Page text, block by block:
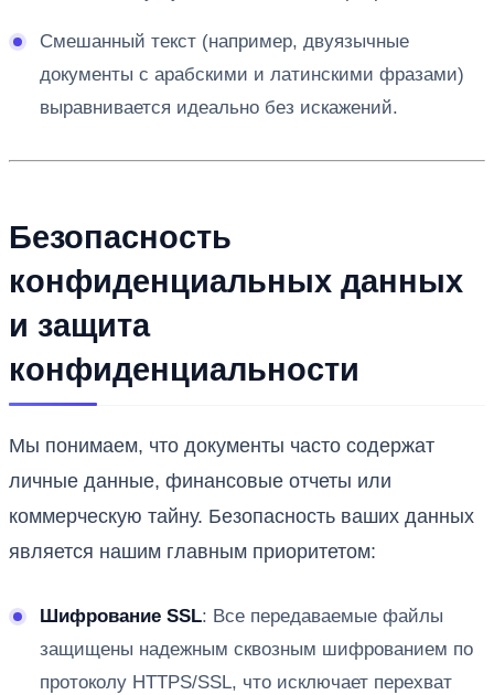
Смешанный текст (например, двуязычные
документы с арабскими и латинскими фразами)
выравнивается идеально без искажений.
Безопасность
конфиденциальных данных
и защита
конфиденциальности
Мы понимаем, что документы часто содержат
личные данные, финансовые отчеты или
коммерческую тайну. Безопасность ваших данных
является нашим главным приоритетом:
Шифрование SSL: Все передаваемые файлы
защищены надежным сквозным шифрованием по
протоколу HTTPS/SSL, что исключает перехват